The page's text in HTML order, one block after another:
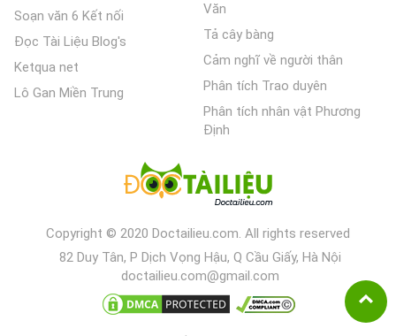
Soạn văn 6 Kết nối
Đọc Tài Liệu Blog's
Ketqua net
Lô Gan Miền Trung
Văn
Tả cây bàng
Cảm nghĩ về người thân
Phân tích Trao duyên
Phân tích nhân vật Phương
Định
Copyright © 2020 Doctailieu.com. All rights reserved
82 Duy Tân, P Dịch Vọng Hậu, Q Cầu Giấy, Hà Nội
doctailieu.com@gmail.com